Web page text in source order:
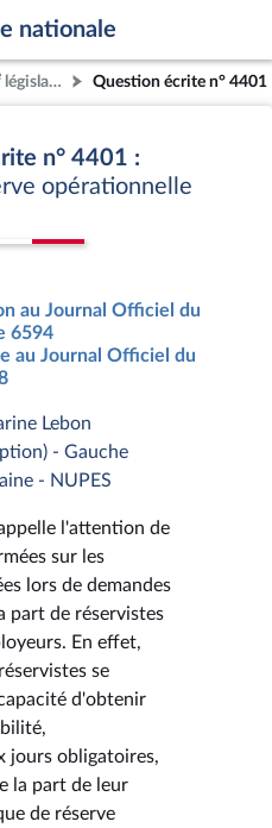
nationale
législature Question écrite n° 4401
n° 4401 :
opérationnelle
au Journal Officiel du
6594
au Journal Officiel du
Lebon
- Gauche
- NUPES
l'attention de
sur les
lors de demandes
part de réservistes
En effet,
se
d'obtenir
jours obligatoires,
la part de leur
de réserve